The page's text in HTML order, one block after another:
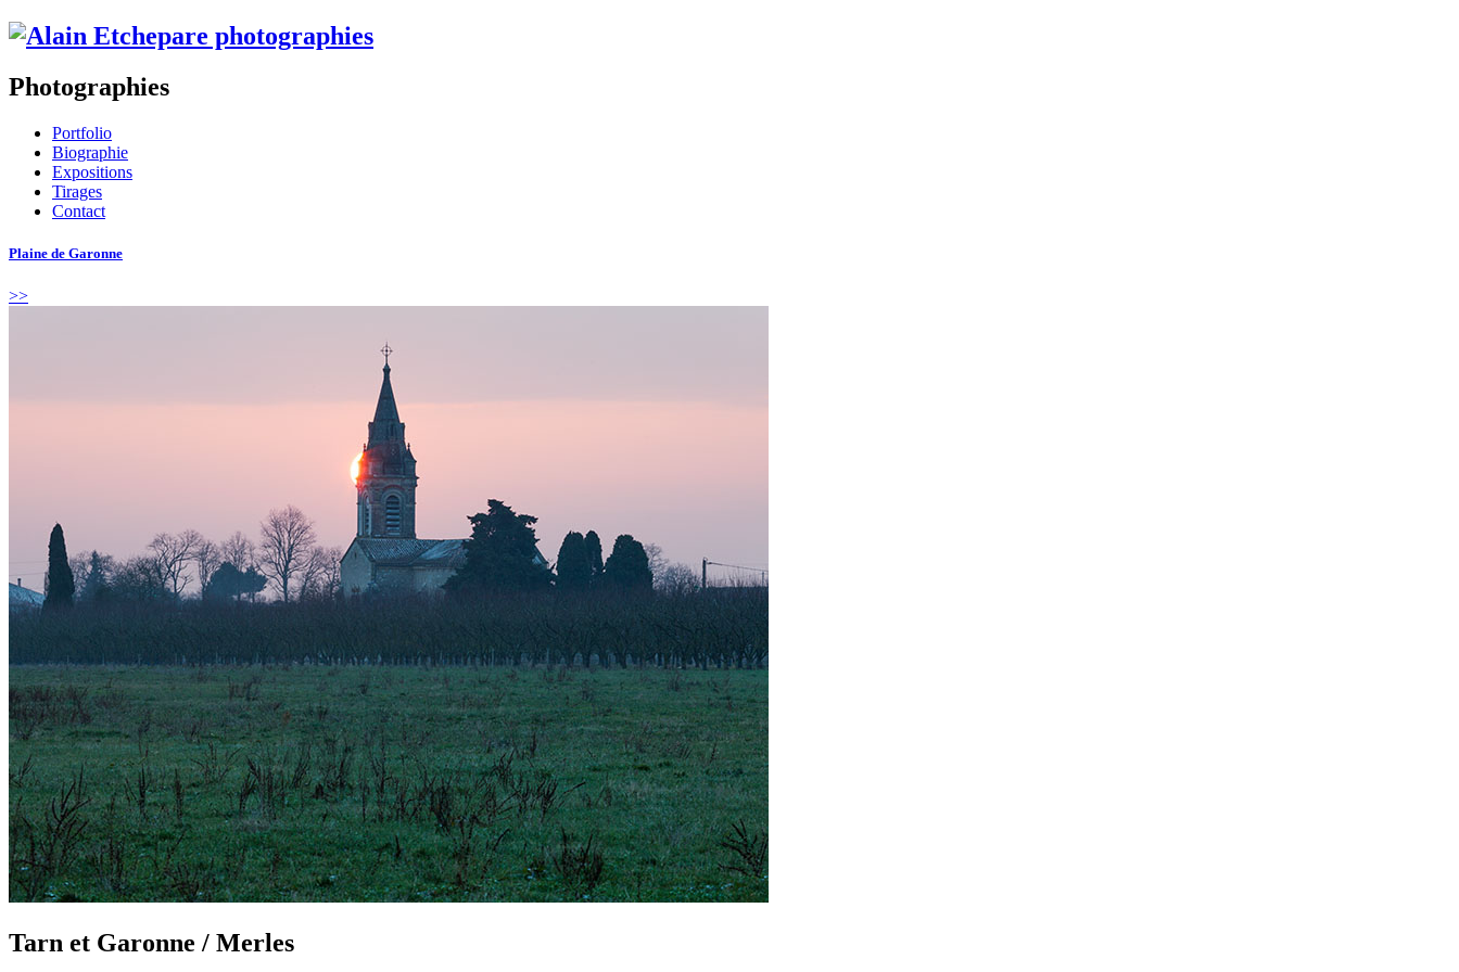
Photographies
Portfolio
Biographie
Expositions
Tirages
Contact
Plaine de Garonne
>>
Tarn et Garonne / Merles